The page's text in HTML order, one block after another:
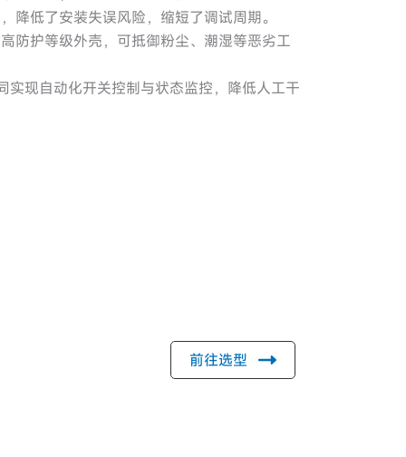
低了安装失误风险，缩短了调试周期。
防护等级外壳，可抵御粉尘、潮湿等恶劣工
现自动化开关控制与状态监控，降低人工干
前往选型